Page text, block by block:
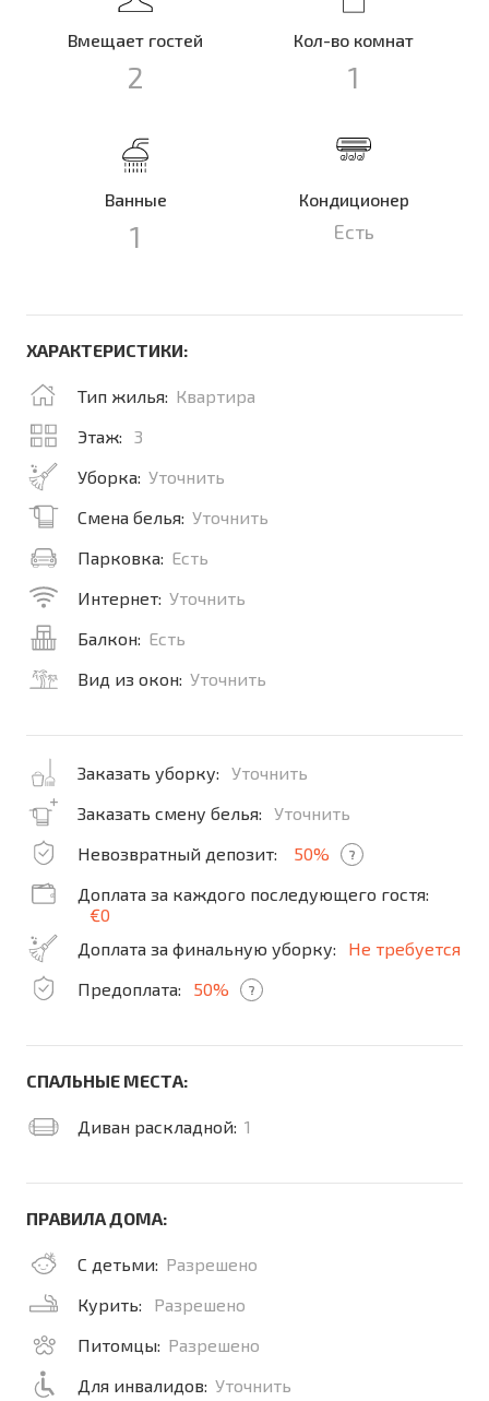
Вмещает гостей
2
Кол-во комнат
1
Ванные
1
Кондиционер
Есть
ХАРАКТЕРИСТИКИ:
Тип жилья: Квартира
Этаж:
3
Уборка: Уточнить
Смена белья: Уточнить
Парковка: Есть
Интернет: Уточнить
Балкон: Есть
Вид из окон: Уточнить
Заказать уборку:
Уточнить
Заказать смену белья:
Уточнить
Невозвратный депозит:
50% ?
Доплата за каждого последующего гостя:
€0
Доплата за финальную уборку:
Не требуется
Предоплата:
50% ?
СПАЛЬНЫЕ МЕСТА:
Диван раскладной: 1
ПРАВИЛА ДОМА:
С детьми: Разрешено
Курить:
Разрешено
Питомцы: Разрешено
Для инвалидов: Уточнить